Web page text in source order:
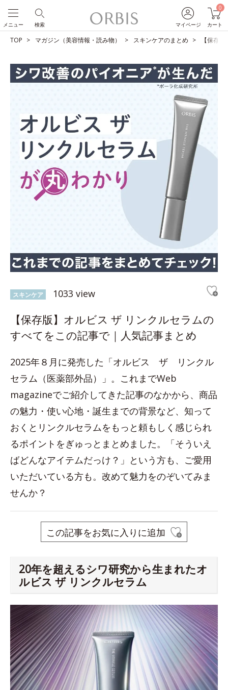
マイページ
0
カート
検索
メニュー
TOP マガジン（美容情報・読み物） スキンケアのまとめ 【保存
スキンケア 1033 view
【保存版】オルビス ザ リンクルセラムの
すべてをこの記事で｜人気記事まとめ
2025年８月に発売した「オルビス ザ リンクル
セラム（医薬部外品）」。これまでWeb
magazineでご紹介してきた記事のなかから、商品
の魅力・使い心地・誕生までの背景など、知って
おくとリンクルセラムをもっと頼もしく感じられ
るポイントをぎゅっとまとめました。「そういえ
ばどんなアイテムだっけ？」という方も、ご愛用
いただいている方も。改めて魅力をのぞいてみま
せんか？
この記事をお気に入りに追加
20年を超えるシワ研究から生まれたオ
ルビス ザ リンクルセラム